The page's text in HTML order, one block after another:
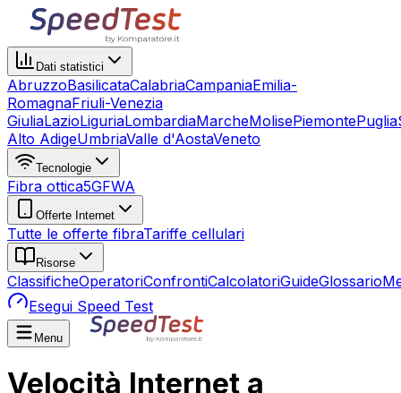
Dati statistici
AbruzzoBasilicataCalabriaCampaniaEmilia-
RomagnaFriuli-Venezia
GiuliaLazioLiguriaLombardiaMarcheMolisePiemontePuglia
Alto AdigeUmbriaValle d'AostaVeneto
Tecnologie
Fibra ottica5GFWA
Offerte Internet
Tutte le offerte fibraTariffe cellulari
Risorse
ClassificheOperatoriConfrontiCalcolatoriGuideGlossario
Esegui Speed Test
Menu
Velocità Internet a